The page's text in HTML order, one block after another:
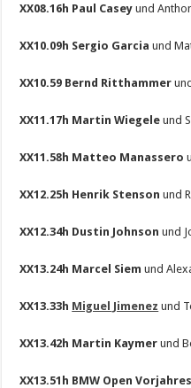
XX08.16h Paul Casey und
XX10.09h Sergio Garcia und
XX10.59 Bernd Ritthammer
XX11.17h Martin Wiegele und
XX11.58h Matteo Manassero
XX12.25h Henrik Stenson und
XX12.34h Dustin Johnson und
XX13.24h Marcel Siem und
XX13.33h Miguel Jimenez und
XX13.42h Martin Kaymer und
XX13.51h BMW Open